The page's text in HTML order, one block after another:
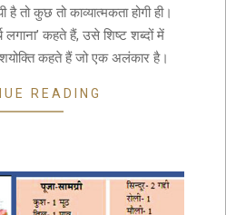
तो कुछ तो काव्यात्मकता होगी ही।
कहते हैं, उसे शिष्ट शब्दों में
कहते हैं जो एक अलंकार है।
READING